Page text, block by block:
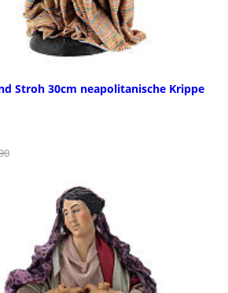
Stroh 30cm neapolitanische Krippe